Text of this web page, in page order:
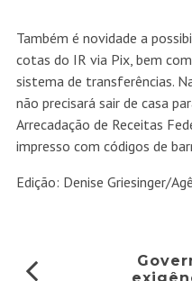
Também é novidade a
cotas do IR via Pix, bem
sistema de transferências.
não precisará sair de casa
Arrecadação de Receitas
impresso com códigos de
Edição: Denise Griesinger/